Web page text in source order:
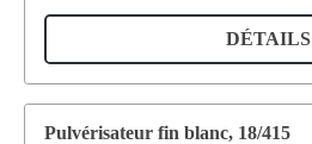
DÉTAILS
Pulvérisateur fin blanc, 18/415